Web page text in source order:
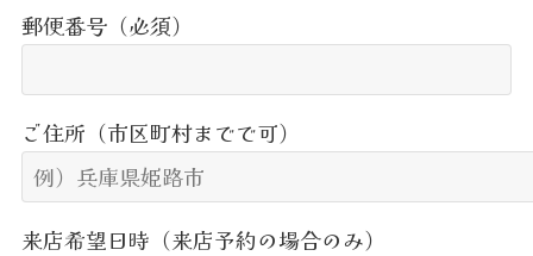
郵便番号（必須）
ご住所（市区町村までで可）
来店希望日時（来店予約の場合のみ）